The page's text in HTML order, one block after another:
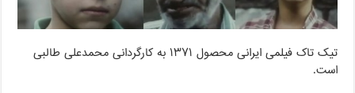
تیک تاک فیلمی ایرانی محصول ۱۳۷۱ به کارگردانی محمدعلی طالبی
است.